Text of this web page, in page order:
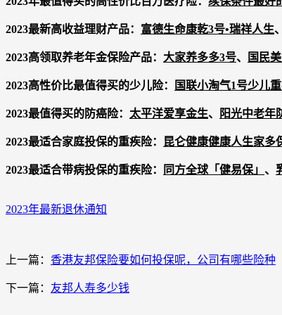
2023最新高收益理财产品： 富德生命康乾3号•瑞祥人生、
2023高领取养老年金保险产品： 大家养多多3号、 国民
2023高性价比最值得买的少儿险： 国联小淘气1号少儿
2023最值得买的防癌险： 太平洋爱享金生、 阳光中老年
2023最适合家庭投保的重疾险： 昆仑健康健康人生家多
2023最适合带病投保的重疾险： 同方全球「健易保」 、
2023年最新退休通知
上一篇： 香港友邦保险要如何投保呢，公司有哪些险种
下一篇： 友邦人寿多少钱